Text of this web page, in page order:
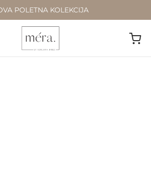
POLETNA KOLEKCIJA